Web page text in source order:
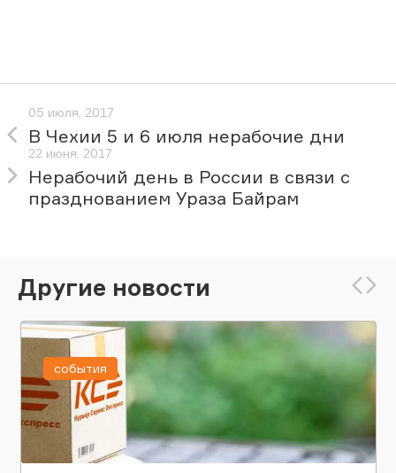
05 июля, 2017
В Чехии 5 и 6 июля нерабочие дни
22 июня, 2017
Нерабочий день в России в связи с
празднованием Ураза Байрам
Другие новости
события